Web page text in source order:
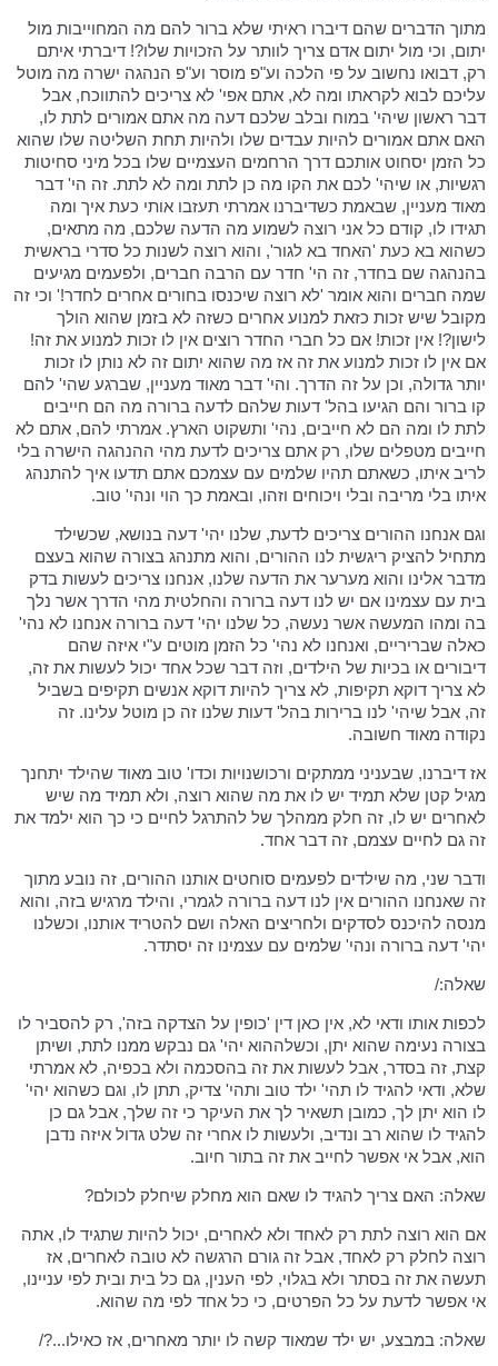
מתוך הדברים שהם דיברו ראיתי שלא ברור להם מה המחוייבות מול
יתום, וכי מול יתום אדם צריך לוותר על הזכויות שלו?! דיברתי איתם
רק, דבואו נחשוב על פי הלכה וע"פ מוסר וע"פ הנהגה ישרה מה מוטל
עליכם לבוא לקראתו ומה לא, אתם אפי' לא צריכים להתווכח, אבל
דבר ראשון שיהי' במוח ובלב שלכם דעה מה אתם אמורים לתת לו,
האם אתם אמורים להיות עבדים שלו ולהיות תחת השליטה שלו שהוא
כל הזמן יסחוט אותכם דרך הרחמים העצמיים שלו בכל מיני סחיטות
רגשיות, או שיהי' לכם את הקו מה כן לתת ומה לא לתת. זה הי' דבר
מאוד מעניין, שבאמת כשדיברנו אמרתי תעזבו אותי כעת איך ומה
תגידו לו, קודם כל אני רוצה לשמוע מה הדעה שלכם, מה מתאים,
כשהוא בא כעת 'האחד בא לגור', והוא רוצה לשנות כל סדרי בראשית
בהנהגה שם בחדר, זה הי' חדר עם הרבה חברים, ולפעמים מגיעים
שמה חברים והוא אומר 'לא רוצה שיכנסו בחורים אחרים לחדר!' וכי זה
מקובל שיש זכות כזאת למנוע אחרים כשזה לא בזמן שהוא הולך
לישון?! אין זכות! אם כל חברי החדר רוצים אין לו זכות למנוע את זה!
אם אין לו זכות למנוע את זה אז מה שהוא יתום זה לא נותן לו זכות
יותר גדולה, וכן על זה הדרך. והי' דבר מאוד מעניין, שברגע שהי' להם
קו ברור והם הגיעו בהל' דעות שלהם לדעה ברורה מה הם חייבים
לתת לו ומה הם לא חייבים, נהי' ותשקוט הארץ. אמרתי להם, אתם לא
חייבים מטפלים שלו, רק אתם צריכים לדעת מהי ההנהגה הישרה בלי
לריב איתו, כשאתם תהיו שלמים עם עצמכם אתם תדעו איך להתנהג
איתו בלי מריבה ובלי ויכוחים וזהו, ובאמת כך הוי ונהי' טוב.
וגם אנחנו ההורים צריכים לדעת, שלנו יהי' דעה בנושא, שכשילד
מתחיל להציק ריגשית לנו ההורים, והוא מתנהג בצורה שהוא בעצם
מדבר אלינו והוא מערער את הדעה שלנו, אנחנו צריכים לעשות בדק
בית עם עצמינו אם יש לנו דעה ברורה והחלטית מהי הדרך אשר נלך
בה ומהו המעשה אשר נעשה, כל שלנו יהי' דעה ברורה אנחנו לא נהי'
כאלה שבריריים, ואנחנו לא נהי' כל הזמן מוטים ע"י איזה שהם
דיבורים או בכיות של הילדים, וזה דבר שכל אחד יכול לעשות את זה,
לא צריך דוקא תקיפות, לא צריך להיות דוקא אנשים תקיפים בשביל
זה, אבל שיהי' לנו ברירות בהל' דעות שלנו זה כן מוטל עלינו. זה
נקודה מאוד חשובה.
אז דיברנו, שבעניני ממתקים ורכושנויות וכדו' טוב מאוד שהילד יתחנך
מגיל קטן שלא תמיד יש לו את מה שהוא רוצה, ולא תמיד מה שיש
לאחרים יש לו, זה חלק ממהלך של להתרגל לחיים כי כך הוא ילמד את
זה גם לחיים עצמם, זה דבר אחד.
ודבר שני, מה שילדים לפעמים סוחטים אותנו ההורים, זה נובע מתוך
זה שאנחנו ההורים אין לנו דעה ברורה לגמרי, והילד מרגיש בזה, והוא
מנסה להיכנס לסדקים ולחריצים האלה ושם להטריד אותנו, וכשלנו
יהי' דעה ברורה ונהי' שלמים עם עצמינו זה יסתדר.
שאלה:/
לכפות אותו ודאי לא, אין כאן דין 'כופין על הצדקה בזה', רק להסביר לו
בצורה נעימה שהוא יתן, וכשלההוא יהי' גם נבקש ממנו לתת, ושיתן
קצת, זה בסדר, אבל לעשות את זה בהסכמה ולא בכפיה, לא אמרתי
שלא, ודאי להגיד לו תהי' ילד טוב ותהי' צדיק, תתן לו, וגם כשהוא יהי'
לו הוא יתן לך, כמובן תשאיר לך את העיקר כי זה שלך, אבל גם כן
להגיד לו שהוא רב ונדיב, ולעשות לו אחרי זה שלט גדול איזה נדבן
הוא, אבל אי אפשר לחייב את זה בתור חיוב.
שאלה: האם צריך להגיד לו שאם הוא מחלק שיחלק לכולם?
אם הוא רוצה לתת רק לאחד ולא לאחרים, יכול להיות שתגיד לו, אתה
רוצה לחלק רק לאחד, אבל זה גורם הרגשה לא טובה לאחרים, אז
תעשה את זה בסתר ולא בגלוי, לפי הענין, גם כל בית ובית לפי עניינו,
אי אפשר לדעת על כל הפרטים, כי כל אחד לפי מה שהוא.
שאלה: במבצע, יש ילד שמאוד קשה לו יותר מאחרים, אז כאילו...?/